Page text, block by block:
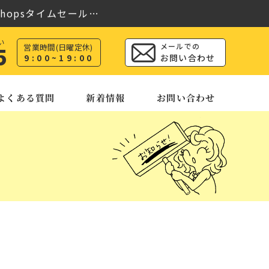
しました【岐…
営業時間(日曜定休)
9:00~19:00
メールでの
お問い合わせ
くある質問 新着情報 お問い合わせ